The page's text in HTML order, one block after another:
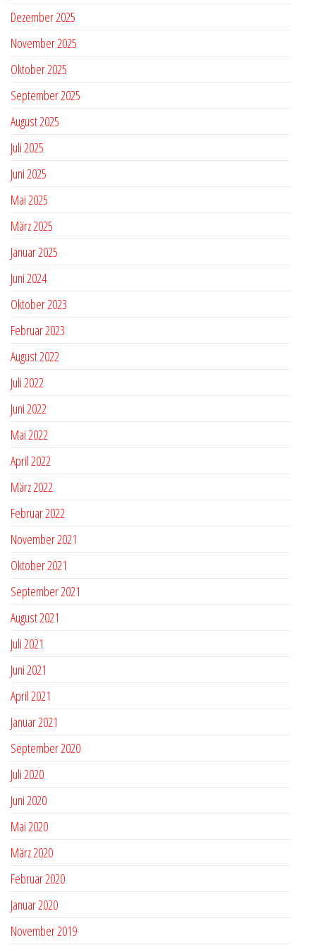
Dezember 2025
November 2025
Oktober 2025
September 2025
August 2025
Juli 2025
Juni 2025
Mai 2025
März 2025
Januar 2025
Juni 2024
Oktober 2023
Februar 2023
August 2022
Juli 2022
Juni 2022
Mai 2022
April 2022
März 2022
Februar 2022
November 2021
Oktober 2021
September 2021
August 2021
Juli 2021
Juni 2021
April 2021
Januar 2021
September 2020
Juli 2020
Juni 2020
Mai 2020
März 2020
Februar 2020
Januar 2020
November 2019